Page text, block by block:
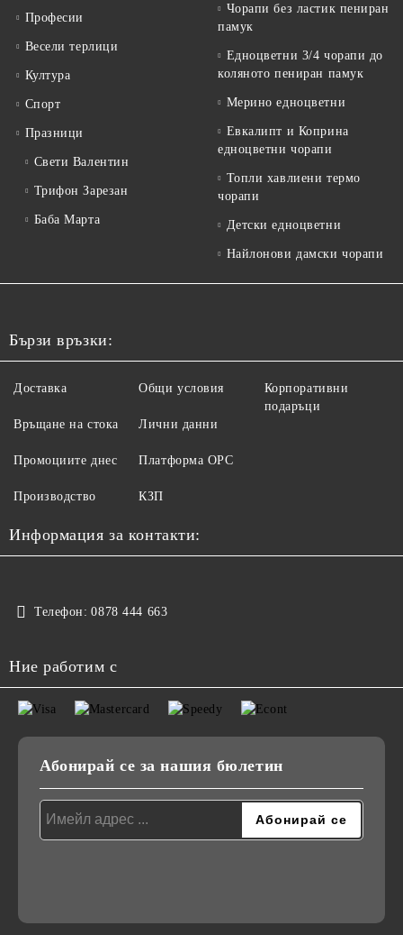
Професии
Весели терлици
Култура
Спорт
Празници
Свети Валентин
Трифон Зарезан
Баба Марта
Чорапи без ластик пениран
памук
Едноцветни 3/4 чорапи до
коляното пениран памук
Мерино едноцветни
Евкалипт и Коприна
едноцветни чорапи
Топли хавлиени термо
чорапи
Детски едноцветни
Найлонови дамски чорапи
Бързи връзки:
Доставка
Връщане на стока
Промоциите днес
Производство
Общи условия
Лични данни
Платформа ОРС
КЗП
Корпоративни
подаръци
Информация за контакти:
Телефон: 0878 444 663
Ние работим с
Абонирай се за нашия бюлетин